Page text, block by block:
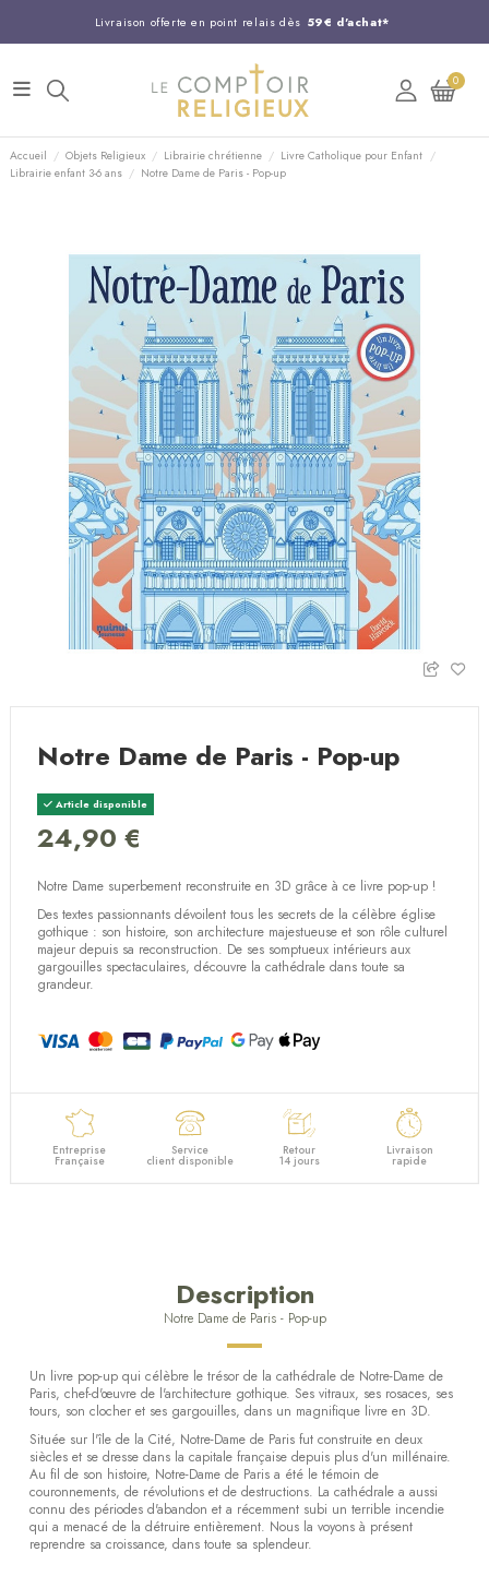
Livraison offerte en point relais dès 59€ d'achat*
Entreprise Française familiale
Support client disponible au 03 20 24 74 15
Commandez avant 14H, expédition le jour même !
0
Accueil Objets Religieux Librairie chrétienne
Livre Catholique pour Enfant
Librairie enfant 3-6 ans
Notre Dame de Paris - Pop-up
Notre Dame de Paris - Pop-up
Article disponible
24,90 €
Notre Dame superbement reconstruite en 3D grâce à ce livre pop-up !
Des textes passionnants dévoilent tous les secrets de la célèbre église
gothique : son histoire, son architecture majestueuse et son rôle culturel
majeur depuis sa reconstruction. De ses somptueux intérieurs aux
gargouilles spectaculaires, découvre la cathédrale dans toute sa
grandeur.
Entreprise
Française
Service
client disponible
Retour
14 jours
Livraison
rapide
Description
Notre Dame de Paris - Pop-up
Un livre pop-up qui célèbre le trésor de la cathédrale de Notre-Dame de
Paris, chef-d'œuvre de l'architecture gothique. Ses vitraux, ses rosaces, ses
tours, son clocher et ses gargouilles, dans un magnifique livre en 3D.
Située sur l'île de la Cité, Notre-Dame de Paris fut construite en deux
siècles et se dresse dans la capitale française depuis plus d'un millénaire.
Au fil de son histoire, Notre-Dame de Paris a été le témoin de
couronnements, de révolutions et de destructions. La cathédrale a aussi
connu des périodes d'abandon et a récemment subi un terrible incendie
qui a menacé de la détruire entièrement. Nous la voyons à présent
reprendre sa croissance, dans toute sa splendeur.